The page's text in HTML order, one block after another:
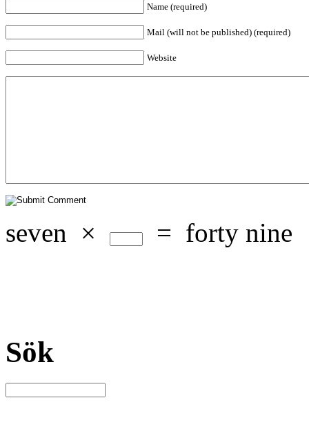
Name (required)
Mail (will not be published) (required)
Website
seven × = forty nine
Sök